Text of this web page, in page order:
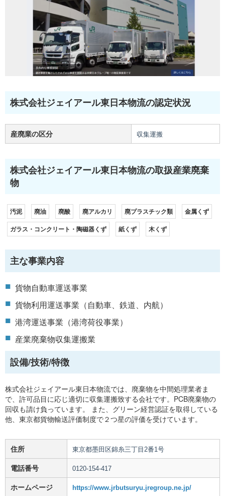
株式会社ジェイアール東日本物流の認定状況
産廃業の区分 収集運搬
株式会社ジェイアール東日本物流の取扱産業廃棄
物
汚泥 廃油 廃酸 廃アルカリ 廃プラスチック類
金属くず
ガラス・コンクリート・陶磁器くず
紙くず 木くず
主な事業内容
貨物自動車運送事業
貨物利用運送事業（自動車、鉄道、内航）
港湾運送事業（港湾荷役事業）
産業廃棄物収集運搬業
設備/技術/特徴
株式会社ジェイアール東日本物流では、廃棄物を中間処理業者ま
で、許可品目に応じ適切に収集運搬致する会社です。PCB廃棄物の
回収も請け負っています。 また、グリーン経営認証を取得している
他、東京都貨物輸送評価制度で２つ星の評価を受けています。
住所 東京都墨田区錦糸三丁目2番1号
電話番号 0120-154-417
ホームページ https://www.jrbutsuryu.jregroup.ne.jp/